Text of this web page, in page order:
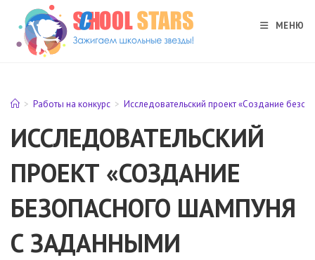
Перейти
содержимому
МЕНЮ
> Работы на конкурс > Исследовательский проект «Создание
ИССЛЕДОВАТЕЛЬСКИЙ
ПРОЕКТ «СОЗДАНИЕ
БЕЗОПАСНОГО ШАМПУНЯ
С ЗАДАННЫМИ